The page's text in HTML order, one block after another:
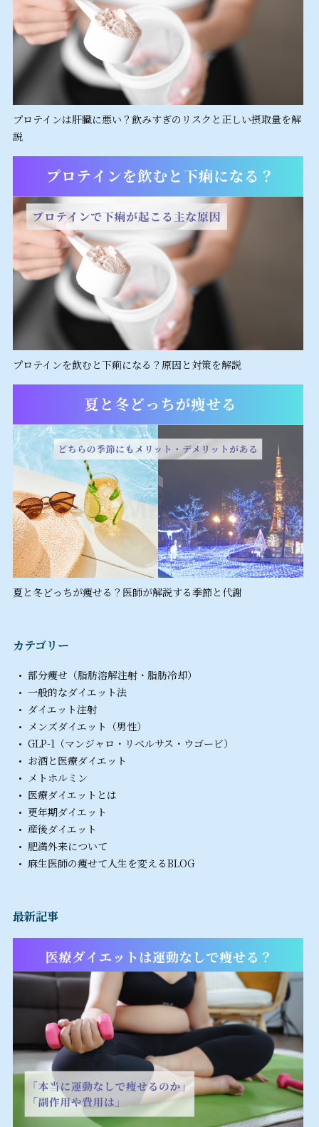
プロテインは肝臓に悪い？飲みすぎのリスクと正しい摂取量を解
説
プロテインを飲むと下痢になる？原因と対策を解説
夏と冬どっちが痩せる？医師が解説する季節と代謝
カテゴリー
部分痩せ（脂肪溶解注射・脂肪冷却）
一般的なダイエット法
ダイエット注射
メンズダイエット（男性）
GLP-1（マンジャロ・リベルサス・ウゴービ）
お酒と医療ダイエット
メトホルミン
医療ダイエットとは
更年期ダイエット
産後ダイエット
肥満外来について
麻生医師の痩せて人生を変えるBLOG
最新記事